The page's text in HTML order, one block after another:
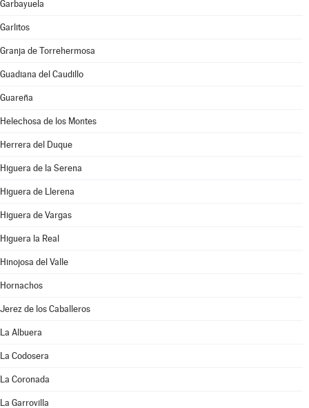
Garbayuela
Garlitos
Granja de Torrehermosa
Guadiana del Caudillo
Guareña
Helechosa de los Montes
Herrera del Duque
Higuera de la Serena
Higuera de Llerena
Higuera de Vargas
Higuera la Real
Hinojosa del Valle
Hornachos
Jerez de los Caballeros
La Albuera
La Codosera
La Coronada
La Garrovilla